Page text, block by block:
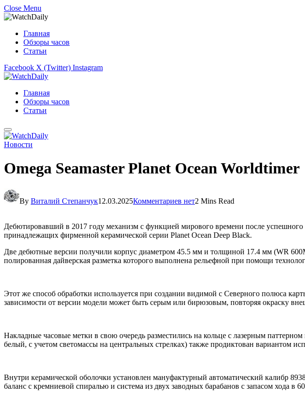
Close Menu
Главная
Обзоры часов
Статьи
Facebook X (Twitter) Instagram
Главная
Обзоры часов
Статьи
Новости
Omega Seamaster Planet Ocean Worldtimer
By Виталий Степанчук12.03.2025Комментариев нет2 Mins Read
Дебютировавший в 2017 году механизм с функцией мирового времени после успешного
принадлежащих фирменной керамической серии Planet Ocean Deep Black.
Две дебютные версии получили корпус диаметром 45.5 мм и толщиной 17.4 мм (WR
полированная дайверская разметка которого выполнена рельефной при помощи
Этот же способ обработки используется при создании видимой с Северного полюса
зависимости от версии модели может быть серым или бирюзовым, повторяя окраску
Накладные часовые метки в свою очередь разместились на кольце с лазерным
белый, с учетом светомассы на центральных стрелках) также продиктован вариантом
Внутри керамической оболочки установлен мануфактурный автоматический калибр
баланс с кремниевой спиралью и система из двух заводных барабанов с запасом хода в